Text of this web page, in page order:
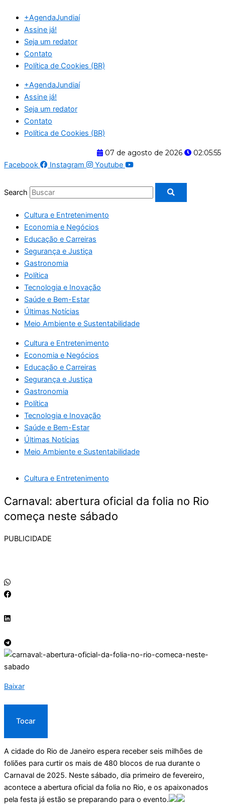
para
conteúdo
+AgendaJundiaí
Assine já!
Seja um redator
Contato
Política de Cookies (BR)
+AgendaJundiaí
Assine já!
Seja um redator
Contato
Política de Cookies (BR)
07 de agosto de 2026
02:05:55
Facebook
Instagram Youtube
Search
Cultura e Entretenimento
Economia e Negócios
Educação e Carreiras
Segurança e Justiça
Gastronomia
Política
Tecnologia e Inovação
Saúde e Bem-Estar
Últimas Notícias
Meio Ambiente e Sustentabilidade
Cultura e Entretenimento
Economia e Negócios
Educação e Carreiras
Segurança e Justiça
Gastronomia
Política
Tecnologia e Inovação
Saúde e Bem-Estar
Últimas Notícias
Meio Ambiente e Sustentabilidade
Cultura e Entretenimento
Carnaval: abertura oficial da folia no Rio
começa neste sábado
PUBLICIDADE
Baixar
Tocar
A cidade do Rio de Janeiro espera receber seis milhões de
foliões para curtir os mais de 480 blocos de rua durante o
Carnaval de 2025. Neste sábado, dia primeiro de fevereiro,
acontece a abertura oficial da folia no Rio, e os apaixonados
pela festa já estão se preparando para o evento.